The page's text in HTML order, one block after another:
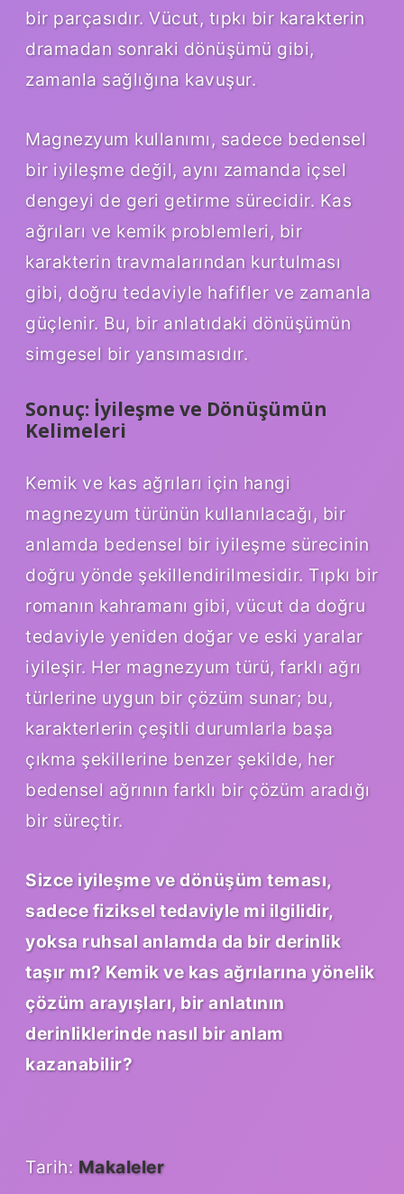
bir parçasıdır. Vücut, tıpkı bir karakterin
dramadan sonraki dönüşümü gibi,
zamanla sağlığına kavuşur.
Magnezyum kullanımı, sadece bedensel
bir iyileşme değil, aynı zamanda içsel
dengeyi de geri getirme sürecidir. Kas
ağrıları ve kemik problemleri, bir
karakterin travmalarından kurtulması
gibi, doğru tedaviyle hafifler ve zamanla
güçlenir. Bu, bir anlatıdaki dönüşümün
simgesel bir yansımasıdır.
Sonuç: İyileşme ve Dönüşümün
Kelimeleri
Kemik ve kas ağrıları için hangi
magnezyum türünün kullanılacağı, bir
anlamda bedensel bir iyileşme sürecinin
doğru yönde şekillendirilmesidir. Tıpkı bir
romanın kahramanı gibi, vücut da doğru
tedaviyle yeniden doğar ve eski yaralar
iyileşir. Her magnezyum türü, farklı ağrı
türlerine uygun bir çözüm sunar; bu,
karakterlerin çeşitli durumlarla başa
çıkma şekillerine benzer şekilde, her
bedensel ağrının farklı bir çözüm aradığı
bir süreçtir.
Sizce iyileşme ve dönüşüm teması,
sadece fiziksel tedaviyle mi ilgilidir,
yoksa ruhsal anlamda da bir derinlik
taşır mı? Kemik ve kas ağrılarına yönelik
çözüm arayışları, bir anlatının
derinliklerinde nasıl bir anlam
kazanabilir?
Tarih: Makaleler